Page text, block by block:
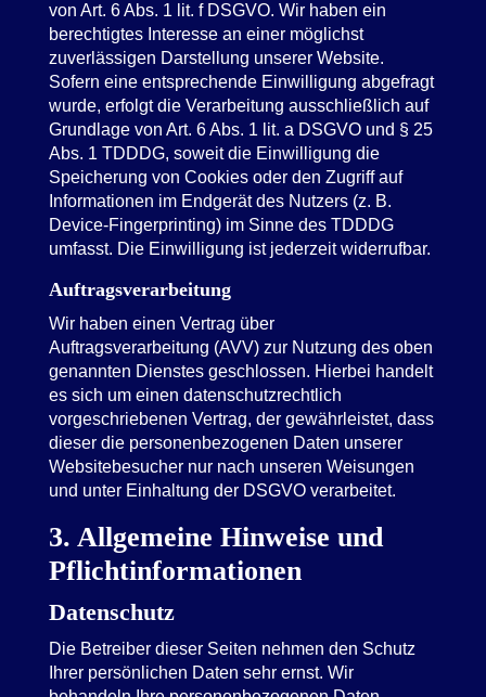
von Art. 6 Abs. 1 lit. f DSGVO. Wir haben ein
berechtigtes Interesse an einer möglichst
zuverlässigen Darstellung unserer Website.
Sofern eine entsprechende Einwilligung abgefragt
wurde, erfolgt die Verarbeitung ausschließlich auf
Grundlage von Art. 6 Abs. 1 lit. a DSGVO und § 25
Abs. 1 TDDDG, soweit die Einwilligung die
Speicherung von Cookies oder den Zugriff auf
Informationen im Endgerät des Nutzers (z. B.
Device-Fingerprinting) im Sinne des TDDDG
umfasst. Die Einwilligung ist jederzeit widerrufbar.
Auftragsverarbeitung
Wir haben einen Vertrag über
Auftragsverarbeitung (AVV) zur Nutzung des oben
genannten Dienstes geschlossen. Hierbei handelt
es sich um einen datenschutzrechtlich
vorgeschriebenen Vertrag, der gewährleistet, dass
dieser die personenbezogenen Daten unserer
Websitebesucher nur nach unseren Weisungen
und unter Einhaltung der DSGVO verarbeitet.
3. Allgemeine Hinweise und
Pflicht­informationen
Datenschutz
Die Betreiber dieser Seiten nehmen den Schutz
Ihrer persönlichen Daten sehr ernst. Wir